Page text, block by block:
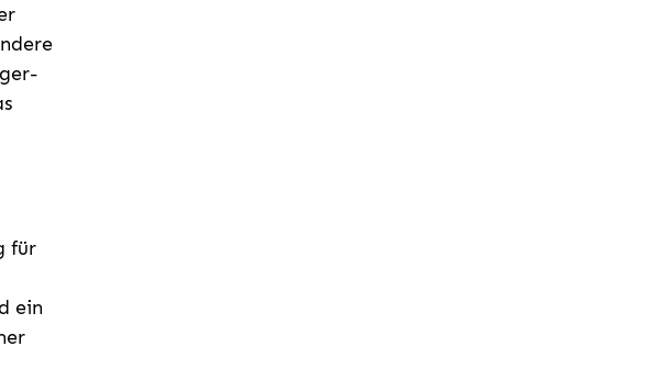
für
ein